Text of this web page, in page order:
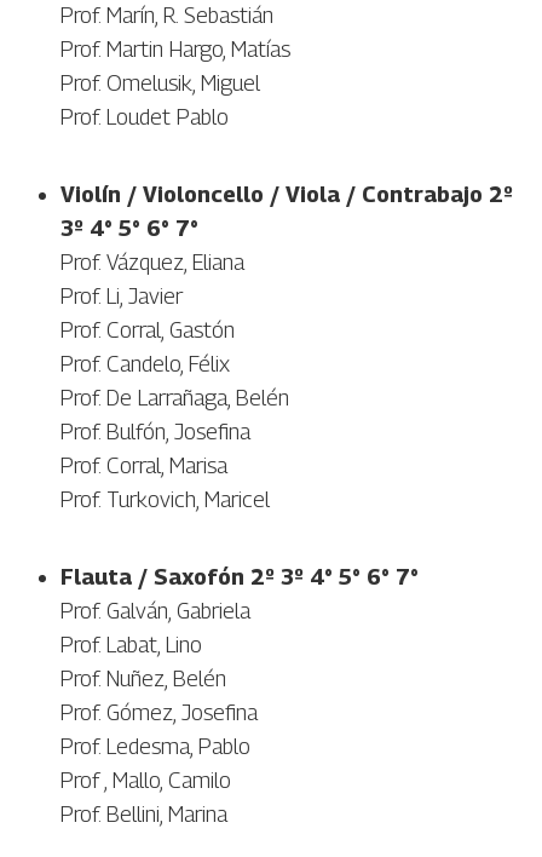
Prof. Marín, R. Sebastián
Prof. Martin Hargo, Matías
Prof. Omelusik, Miguel
Prof. Loudet Pablo
Violín / Violoncello / Viola / Contrabajo 2º
3º 4° 5° 6° 7°
Prof. Vázquez, Eliana
Prof. Li, Javier
Prof. Corral, Gastón
Prof. Candelo, Félix
Prof. De Larrañaga, Belén
Prof. Bulfón, Josefina
Prof. Corral, Marisa
Prof. Turkovich, Maricel
Flauta / Saxofón 2º 3º 4° 5° 6° 7°
Prof. Galván, Gabriela
Prof. Labat, Lino
Prof. Nuñez, Belén
Prof. Gómez, Josefina
Prof. Ledesma, Pablo
Prof , Mallo, Camilo
Prof. Bellini, Marina